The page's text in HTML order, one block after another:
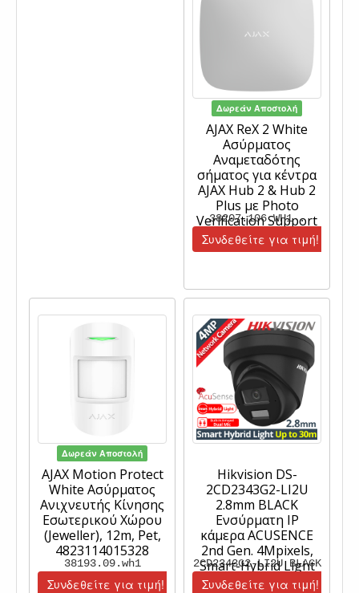
Δωρεάν Αποστολή
AJAX ReX 2 White
Ασύρματος
Αναμεταδότης
σήματος για κέντρα
AJAX Hub 2 & Hub 2
Plus με Photo
Verification Support
38207.106.WH1 .
Συνδεθείτε για τιμή!
Δωρεάν Αποστολή
AJAX Motion Protect
White Ασύρματος
Ανιχνευτής Κίνησης
Εσωτερικού Χώρου
(Jeweller), 12m, Pet,
4823114015328
38193.09.wh1
Συνδεθείτε για τιμή!
Hikvision DS-
2CD2343G2-LI2U
2.8mm BLACK
Ενσύρματη IP
κάμερα ACUSENCE
2nd Gen. 4Mpixels,
Smart-Hybrid Light
30m, Poe, Dual Mic
2CD2343G2-LI2U BLACK
Συνδεθείτε για τιμή!